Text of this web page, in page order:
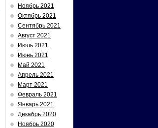
Ноябрь 2021
Октябрь 2021
Сентябрь 2021
Август 2021
Июль 2021
Июнь 2021
Май 2021
Апрель 2021
Март 2021
Февраль 2021
Январь 2021
Декабрь 2020
Ноябрь 2020